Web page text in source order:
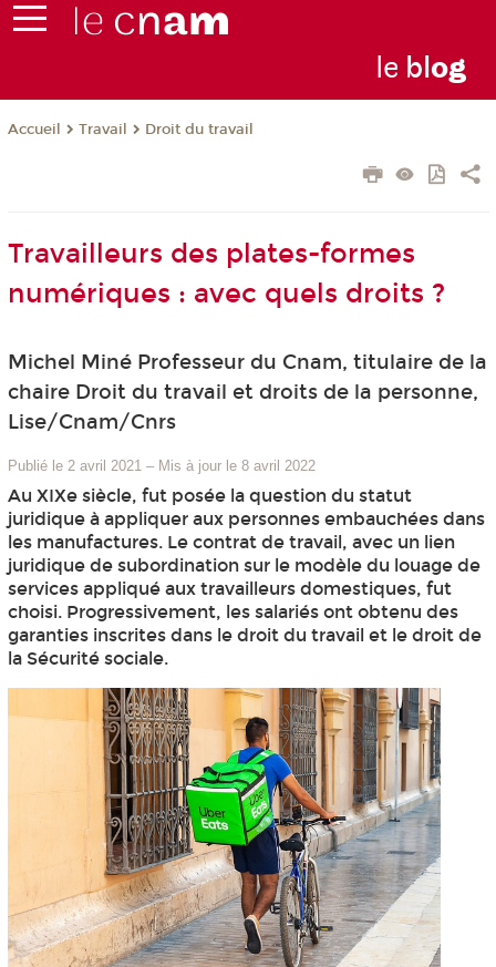
le blog
Accueil Travail Droit du travail
Travailleurs des plates-formes
numériques : avec quels droits ?
Michel Miné Professeur du Cnam, titulaire de la
chaire Droit du travail et droits de la personne,
Lise/Cnam/Cnrs
Publié le 2 avril 2021 – Mis à jour le 8 avril 2022
Au XIXe siècle, fut posée la question du statut
juridique à appliquer aux personnes embauchées dans
les manufactures. Le contrat de travail, avec un lien
juridique de subordination sur le modèle du louage de
services appliqué aux travailleurs domestiques, fut
choisi. Progressivement, les salariés ont obtenu des
garanties inscrites dans le droit du travail et le droit de
la Sécurité sociale.